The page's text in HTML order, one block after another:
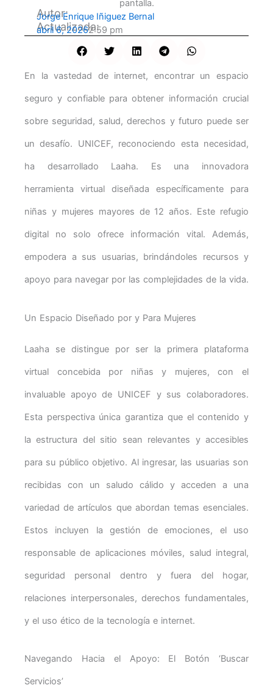
Autor:
Jorge Enrique Iñiguez Bernal
Actualizada:
abril 6, 20262:59 pm
En la vastedad de internet, encontrar un espacio
seguro y confiable para obtener información crucial
sobre seguridad, salud, derechos y futuro puede ser
un desafío. UNICEF, reconociendo esta necesidad,
ha desarrollado Laaha. Es una innovadora
herramienta virtual diseñada específicamente para
niñas y mujeres mayores de 12 años. Este refugio
digital no solo ofrece información vital. Además,
empodera a sus usuarias, brindándoles recursos y
apoyo para navegar por las complejidades de la vida.
Un Espacio Diseñado por y Para Mujeres
Laaha se distingue por ser la primera plataforma
virtual concebida por niñas y mujeres, con el
invaluable apoyo de UNICEF y sus colaboradores.
Esta perspectiva única garantiza que el contenido y
la estructura del sitio sean relevantes y accesibles
para su público objetivo. Al ingresar, las usuarias son
recibidas con un saludo cálido y acceden a una
variedad de artículos que abordan temas esenciales.
Estos incluyen la gestión de emociones, el uso
responsable de aplicaciones móviles, salud integral,
seguridad personal dentro y fuera del hogar,
relaciones interpersonales, derechos fundamentales,
y el uso ético de la tecnología e internet.
Navegando Hacia el Apoyo: El Botón ‘Buscar
Servicios’